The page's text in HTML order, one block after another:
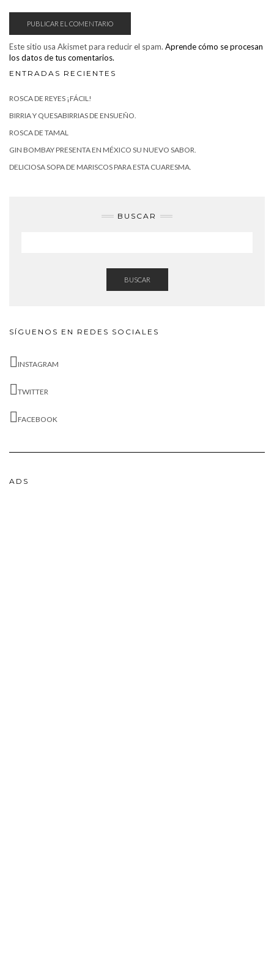
Este sitio usa Akismet para reducir el spam. Aprende cómo se procesan
los datos de tus comentarios.
ENTRADAS RECIENTES
ROSCA DE REYES ¡FÁCIL!
BIRRIA Y QUESABIRRIAS DE ENSUEÑO.
ROSCA DE TAMAL
GIN BOMBAY PRESENTA EN MÉXICO SU NUEVO SABOR.
DELICIOSA SOPA DE MARISCOS PARA ESTA CUARESMA.
BUSCAR
BUSCAR
SÍGUENOS EN REDES SOCIALES
INSTAGRAM
TWITTER
FACEBOOK
ADS